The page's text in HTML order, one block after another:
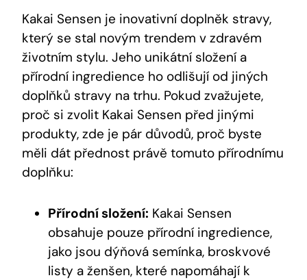
Kakai Sensen je inovativní doplněk stravy,
který se stal ‌novým trendem⁤ v zdravém
životním stylu.⁣ Jeho unikátní složení a
přírodní ingredience ‌ho odlišují od‍ jiných⁤
doplňků⁤ stravy na trhu. Pokud zvažujete,‌
proč si zvolit​ Kakai ‌Sensen před jinými
produkty, zde ⁣je pár důvodů, proč byste
měli⁤ dát přednost právě tomuto přírodnímu
doplňku:
Přírodní složení: ⁢Kakai Sensen
obsahuje​ pouze ‍přírodní⁣ ingredience,⁢
jako‌ jsou dýňová semínka, broskvové
listy a ženšen, které⁢ napomáhají k